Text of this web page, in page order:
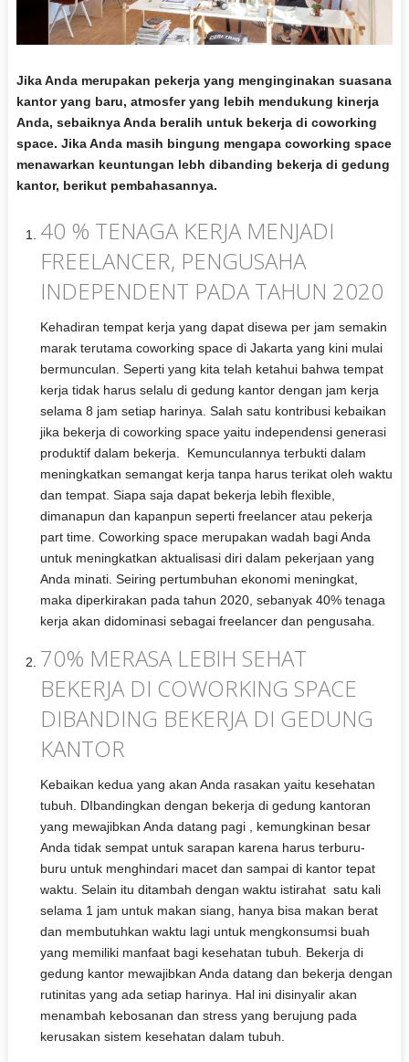
Jika Anda merupakan pekerja yang menginginakan suasana
kantor yang baru, atmosfer yang lebih mendukung kinerja
Anda, sebaiknya Anda beralih untuk bekerja di coworking
space. Jika Anda masih bingung mengapa coworking space
menawarkan keuntungan lebh dibanding bekerja di gedung
kantor, berikut pembahasannya.
40 % TENAGA KERJA MENJADI
FREELANCER, PENGUSAHA
INDEPENDENT PADA TAHUN 2020
Kehadiran tempat kerja yang dapat disewa per jam semakin
marak terutama coworking space di Jakarta yang kini mulai
bermunculan. Seperti yang kita telah ketahui bahwa tempat
kerja tidak harus selalu di gedung kantor dengan jam kerja
selama 8 jam setiap harinya. Salah satu kontribusi kebaikan
jika bekerja di coworking space yaitu independensi generasi
produktif dalam bekerja. Kemunculannya terbukti dalam
meningkatkan semangat kerja tanpa harus terikat oleh waktu
dan tempat. Siapa saja dapat bekerja lebih flexible,
dimanapun dan kapanpun seperti freelancer atau pekerja
part time. Coworking space merupakan wadah bagi Anda
untuk meningkatkan aktualisasi diri dalam pekerjaan yang
Anda minati. Seiring pertumbuhan ekonomi meningkat,
maka diperkirakan pada tahun 2020, sebanyak 40% tenaga
kerja akan didominasi sebagai freelancer dan pengusaha.
70% MERASA LEBIH SEHAT
BEKERJA DI COWORKING SPACE
DIBANDING BEKERJA DI GEDUNG
KANTOR
Kebaikan kedua yang akan Anda rasakan yaitu kesehatan
tubuh. DIbandingkan dengan bekerja di gedung kantoran
yang mewajibkan Anda datang pagi , kemungkinan besar
Anda tidak sempat untuk sarapan karena harus terburu-
buru untuk menghindari macet dan sampai di kantor tepat
waktu. Selain itu ditambah dengan waktu istirahat satu kali
selama 1 jam untuk makan siang, hanya bisa makan berat
dan membutuhkan waktu lagi untuk mengkonsumsi buah
yang memiliki manfaat bagi kesehatan tubuh. Bekerja di
gedung kantor mewajibkan Anda datang dan bekerja dengan
rutinitas yang ada setiap harinya. Hal ini disinyalir akan
menambah kebosanan dan stress yang berujung pada
kerusakan sistem kesehatan dalam tubuh.